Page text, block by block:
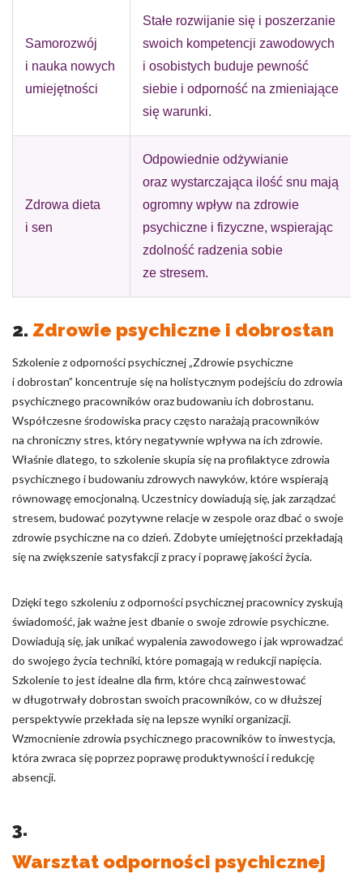
Samorozwój
i nauka nowych
umiejętności
Stałe rozwijanie się i poszerzanie
swoich kompetencji zawodowych
i osobistych buduje pewność
siebie i odporność na zmieniające
się warunki.
Zdrowa dieta
i sen
Odpowiednie odżywianie
oraz wystarczająca ilość snu mają
ogromny wpływ na zdrowie
psychiczne i fizyczne, wspierając
zdolność radzenia sobie
ze stresem.
2. Zdrowie psychiczne i dobrostan
Szkolenie z odporności psychicznej „Zdrowie psychiczne
i dobrostan” koncentruje się na holistycznym podejściu do zdrowia
psychicznego pracowników oraz budowaniu ich dobrostanu.
Współczesne środowiska pracy często narażają pracowników
na chroniczny stres, który negatywnie wpływa na ich zdrowie.
Właśnie dlatego, to szkolenie skupia się na profilaktyce zdrowia
psychicznego i budowaniu zdrowych nawyków, które wspierają
równowagę emocjonalną. Uczestnicy dowiadują się, jak zarządzać
stresem, budować pozytywne relacje w zespole oraz dbać o swoje
zdrowie psychiczne na co dzień. Zdobyte umiejętności przekładają
się na zwiększenie satysfakcji z pracy i poprawę jakości życia.
Dzięki tego szkoleniu z odporności psychicznej pracownicy zyskują
świadomość, jak ważne jest dbanie o swoje zdrowie psychiczne.
Dowiadują się, jak unikać wypalenia zawodowego i jak wprowadzać
do swojego życia techniki, które pomagają w redukcji napięcia.
Szkolenie to jest idealne dla firm, które chcą zainwestować
w długotrwały dobrostan swoich pracowników, co w dłuższej
perspektywie przekłada się na lepsze wyniki organizacji.
Wzmocnienie zdrowia psychicznego pracowników to inwestycja,
która zwraca się poprzez poprawę produktywności i redukcję
absencji.
3.
Warsztat odporności psychicznej